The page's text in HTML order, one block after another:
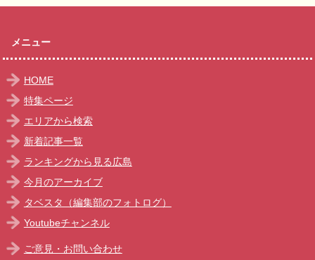
メニュー
HOME
特集ページ
エリアから検索
新着記事一覧
ランキングから見る広島
今月のアーカイブ
タベスタ（編集部のフォトログ）
Youtubeチャンネル
ご意見・お問い合わせ